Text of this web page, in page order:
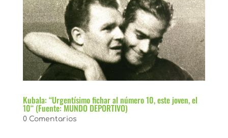
Kubala: “Urgentísimo fichar al número 10, este joven, el
10“ (Fuente: MUNDO DEPORTIVO)
0 Comentarios